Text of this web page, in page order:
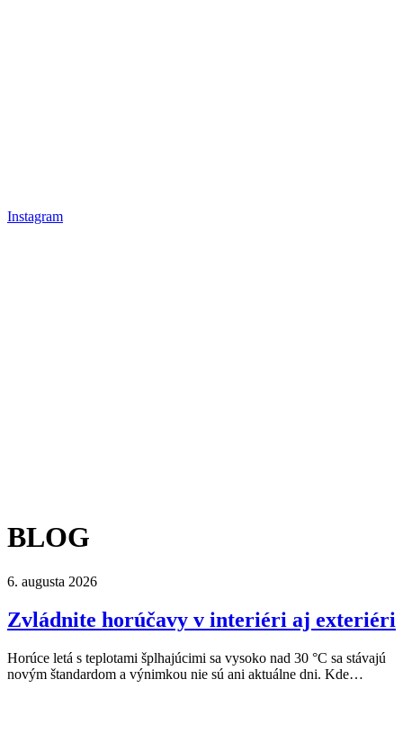
Instagram
BLOG
6. augusta 2026
Zvládnite horúčavy v interiéri aj exteriéri
Horúce letá s teplotami šplhajúcimi sa vysoko nad 30 °C sa stávajú
novým štandardom a výnimkou nie sú ani aktuálne dni. Kde…